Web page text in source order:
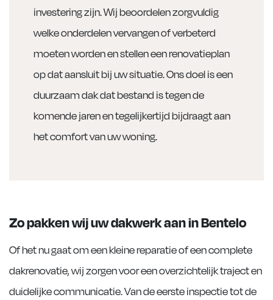
investering zijn. Wij beoordelen zorgvuldig
welke onderdelen vervangen of verbeterd
moeten worden en stellen een renovatieplan
op dat aansluit bij uw situatie. Ons doel is een
duurzaam dak dat bestand is tegen de
komende jaren en tegelijkertijd bijdraagt aan
het comfort van uw woning.
Zo pakken wij uw dakwerk aan in Bentelo
Of het nu gaat om een kleine reparatie of een complete
dakrenovatie, wij zorgen voor een overzichtelijk traject en
duidelijke communicatie. Van de eerste inspectie tot de